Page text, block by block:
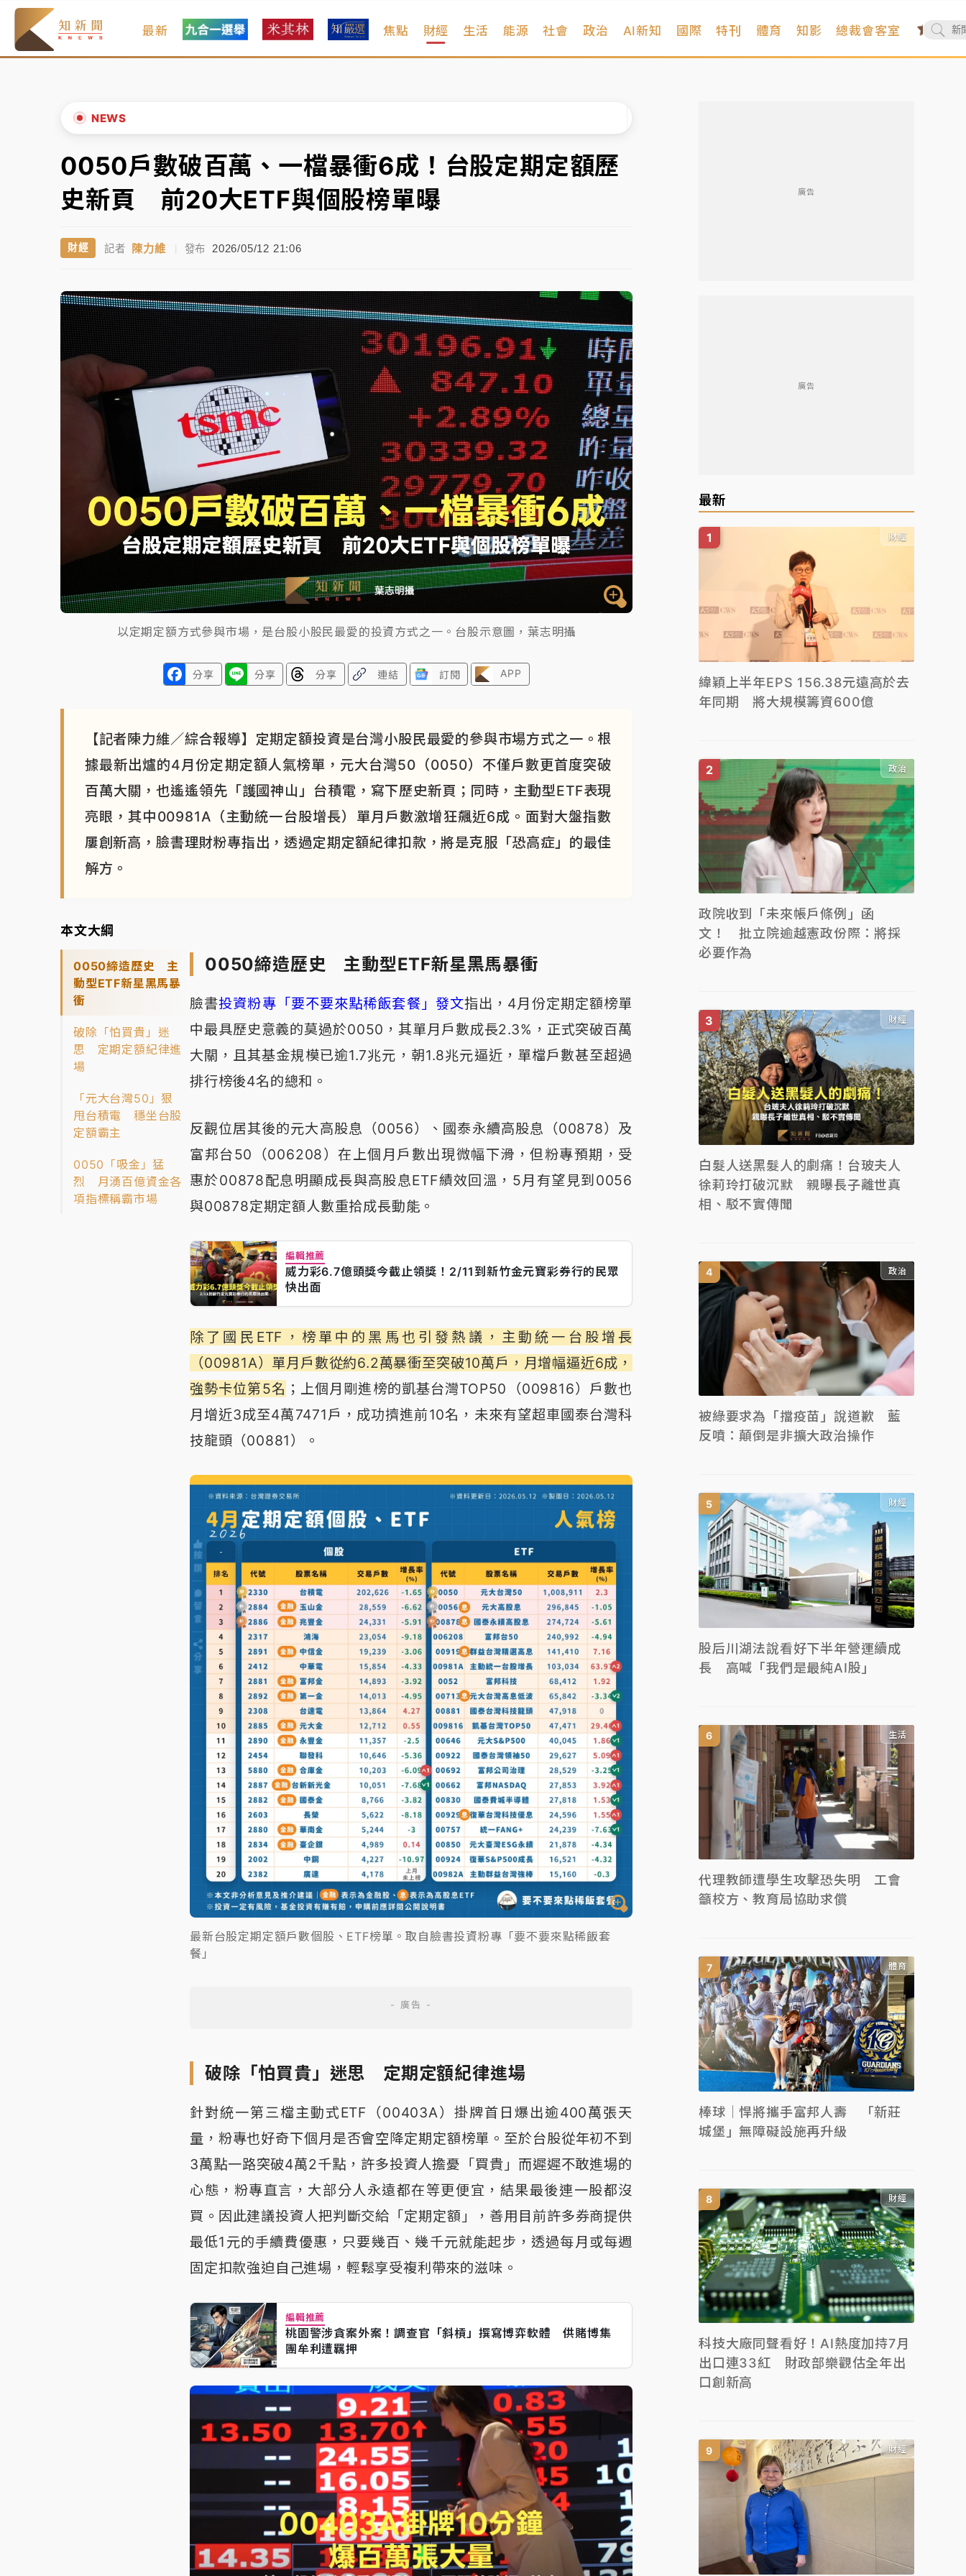
最新 焦點 財經 生活 能源 社會 政治 AI新知 國際 特刊 體育 知影 總裁會客室
NEWS
中信慈善基金會想增加董事人數！辜仲諒向法院聲請遭駁 理由曝光
故宮《龍藏經》特展第2檔！今線上預約開賣一度塞車 周六起展出延長至晚上7時
台東農業處長涉圖利渡假村！東檢抗告成功 今重開羈押庭
女律師陳昱瑄詐慈濟10億！黃金158kg遭查扣畫面曝光
中信慈善基金會想增加董事人數！辜仲諒向法院聲請遭駁 理由曝光
故宮《龍藏經》特展第2檔！今線上預約開賣一度塞車 周六起展出延長至晚上7時
台東農業處長涉圖利渡假村！東檢抗告成功 今重開羈押庭
父親節泡湯了！中颱白海豚雨彈轟3天 「紅到發紫」降雨熱區曝
▲
▼
0050戶數破百萬、一檔暴衝6成！台股定期定額歷
史新頁 前20大ETF與個股榜單曝
財經 記者 陳力維 | 發布 2026/05/12 21:06
以定期定額方式參與市場，是台股小股民最愛的投資方式之一。台股示意圖，葉志明攝
分享 分享 分享 連結 訂閱 APP
【記者陳力維／綜合報導】定期定額投資是台灣小股民最愛的參與市場方式之一。根
據最新出爐的4月份定期定額人氣榜單，元大台灣50（0050）不僅戶數更首度突破
百萬大關，也遙遙領先「護國神山」台積電，寫下歷史新頁；同時，主動型ETF表現
亮眼，其中00981A（主動統一台股增長）單月戶數激增狂飆近6成。面對大盤指數
屢創新高，臉書理財粉專指出，透過定期定額紀律扣款，將是克服「恐高症」的最佳
解方。
本文大綱
0050締造歷史 主
動型ETF新星黑馬暴
衝
破除「怕買貴」迷
思 定期定額紀律進
場
「元大台灣50」狠
甩台積電 穩坐台股
定額霸主
0050「吸金」猛
烈 月湧百億資金各
項指標稱霸市場
0050締造歷史 主動型ETF新星黑馬暴衝
臉書投資粉專「要不要來點稀飯套餐」發文指出，4月份定期定額榜單
中最具歷史意義的莫過於0050，其單月戶數成長2.3%，正式突破百萬
大關，且其基金規模已逾1.7兆元，朝1.8兆元逼近，單檔戶數甚至超過
排行榜後4名的總和。
反觀位居其後的元大高股息（0056）、國泰永續高股息（00878）及
富邦台50（006208）在上個月戶數出現微幅下滑，但粉專預期，受
惠於00878配息明顯成長與高股息ETF績效回溫，5月有望見到0056
與00878定期定額人數重拾成長動能。
編輯推薦
威力彩6.7億頭獎今截止領獎！2/11到新竹金元寶彩券行的民眾
快出面
除了國民ETF，榜單中的黑馬也引發熱議，主動統一台股增長
（00981A）單月戶數從約6.2萬暴衝至突破10萬戶，月增幅逼近6成，
強勢卡位第5名 ；上個月剛進榜的凱基台灣TOP50（009816）戶數也
月增近3成至4萬7471戶，成功擠進前10名，未來有望超車國泰台灣科
技龍頭（00881）。
最新台股定期定額戶數個股、ETF榜單。取自臉書投資粉專「要不要來點稀飯套
餐」
破除「怕買貴」迷思 定期定額紀律進場
針對統一第三檔主動式ETF（00403A）掛牌首日爆出逾400萬張天
量，粉專也好奇下個月是否會空降定期定額榜單。至於台股從年初不到
3萬點一路突破4萬2千點，許多投資人擔憂「買貴」而遲遲不敢進場的
心態，粉專直言，大部分人永遠都在等更便宜，結果最後連一股都沒
買。因此建議投資人把判斷交給「定期定額」，善用目前許多券商提供
最低1元的手續費優惠，只要幾百、幾千元就能起步，透過每月或每週
固定扣款強迫自己進場，輕鬆享受複利帶來的滋味。
編輯推薦
桃園警涉貪案外案！調查官「斜槓」撰寫博弈軟體 供賭博集
團牟利遭羈押
廣告
廣告
最新
財經
緯穎上半年EPS 156.38元遠高於去
年同期 將大規模籌資600億
政治
政院收到「未來帳戶條例」函
文！ 批立院逾越憲政份際：將採
必要作為
財經
白髮人送黑髮人的劇痛！台玻夫人
徐莉玲打破沉默 親曝長子離世真
相、駁不實傳聞
政治
被綠要求為「擋疫苗」說道歉 藍
反噴：顛倒是非擴大政治操作
財經
股后川湖法說看好下半年營運續成
長 高喊「我們是最純AI股」
生活
代理教師遭學生攻擊恐失明 工會
籲校方、教育局協助求償
體育
棒球｜悍將攜手富邦人壽 「新莊
城堡」無障礙設施再升級
財經
科技大廠同聲看好！AI熱度加持7月
出口連33紅 財政部樂觀估全年出
口創新高
財經